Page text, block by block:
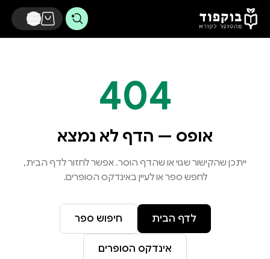
דלג לתוכן הראשי
404
אופס — הדף לא נמצא
ייתכן שהקישור שגוי או שהדף הוסר. אפשר לחזור לדף הבית,
לחפש ספר או לעיין באינדקס הסופרים.
לדף הבית חיפוש ספר
אינדקס הסופרים